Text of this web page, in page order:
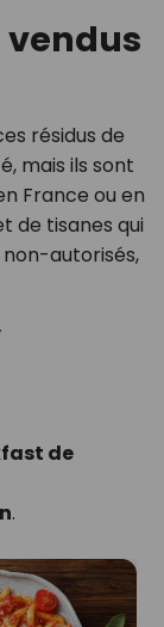
résidus de
mais ils sont
France ou en
de tisanes qui
autorisés,
de
.